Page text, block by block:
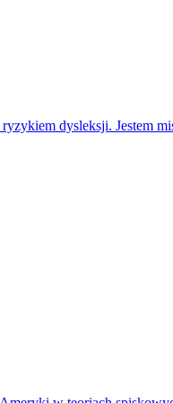
dysleksji. Jestem